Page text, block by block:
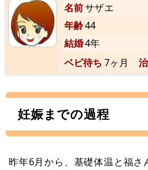
名前サザエ
年齢44
結婚4年
ベビ待ち 7ヶ月
妊娠までの過程
昨年6月から、基礎体温と福さ